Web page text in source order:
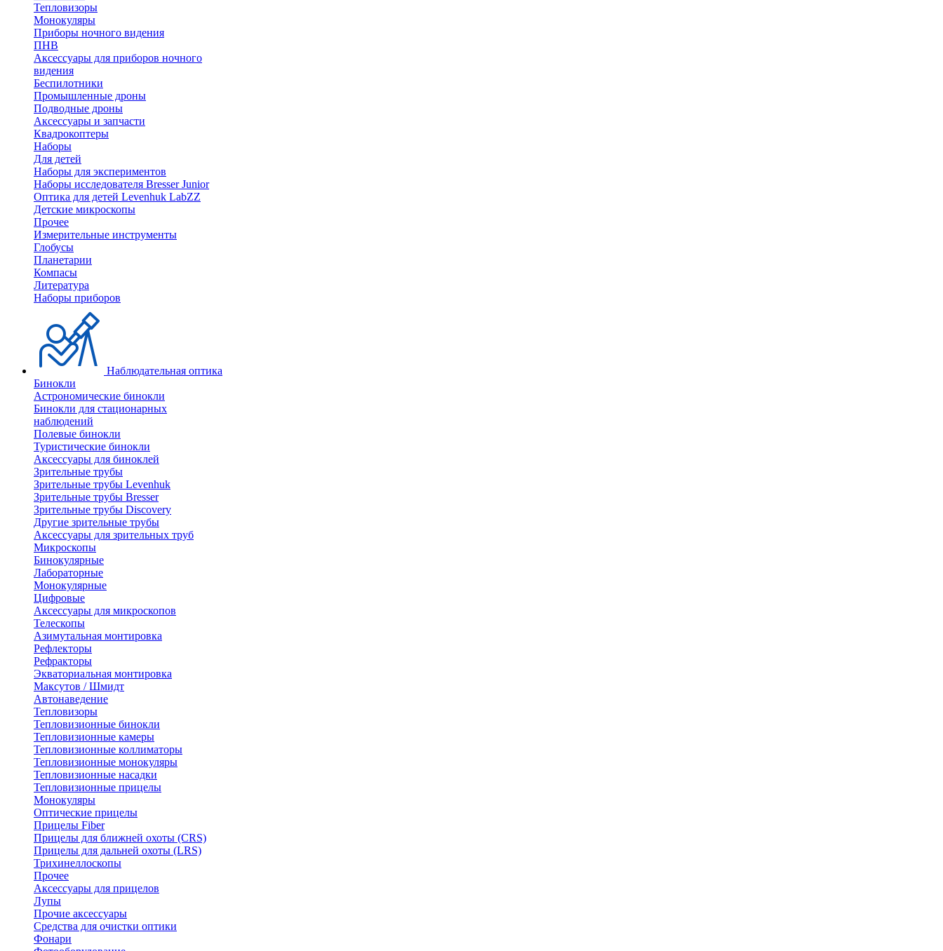
Тепловизоры
Монокуляры
Приборы ночного видения
ПНВ
Аксессуары для приборов ночного
видения
Беспилотники
Промышленные дроны
Подводные дроны
Аксессуары и запчасти
Квадрокоптеры
Наборы
Для детей
Наборы для экспериментов
Наборы исследователя Bresser Junior
Оптика для детей Levenhuk LabZZ
Детские микроскопы
Прочее
Измерительные инструменты
Глобусы
Планетарии
Компасы
Литература
Наборы приборов
Наблюдательная оптика
Бинокли
Астрономические бинокли
Бинокли для стационарных
наблюдений
Полевые бинокли
Туристические бинокли
Аксессуары для биноклей
Зрительные трубы
Зрительные трубы Levenhuk
Зрительные трубы Bresser
Зрительные трубы Discovery
Другие зрительные трубы
Аксессуары для зрительных труб
Микроскопы
Бинокулярные
Лабораторные
Монокулярные
Цифровые
Аксессуары для микроскопов
Телескопы
Азимутальная монтировка
Рефлекторы
Рефракторы
Экваториальная монтировка
Максутов / Шмидт
Автонаведение
Тепловизоры
Тепловизионные бинокли
Тепловизионные камеры
Тепловизионные коллиматоры
Тепловизионные монокуляры
Тепловизионные насадки
Тепловизионные прицелы
Монокуляры
Оптические прицелы
Прицелы Fiber
Прицелы для ближней охоты (CRS)
Прицелы для дальней охоты (LRS)
Трихинеллоскопы
Прочее
Аксессуары для прицелов
Лупы
Прочие аксессуары
Средства для очистки оптики
Фонари